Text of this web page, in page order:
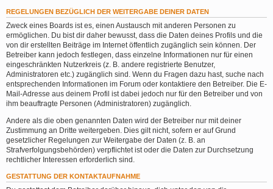
REGELUNGEN BEZÜGLICH DER WEITERGABE DEINER DATEN
Zweck eines Boards ist es, einen Austausch mit anderen Personen zu
ermöglichen. Du bist dir daher bewusst, dass die Daten deines Profils und die
von dir erstellten Beiträge im Internet öffentlich zugänglich sein können. Der
Betreiber kann jedoch festlegen, dass einzelne Informationen nur für einen
eingeschränkten Nutzerkreis (z. B. andere registrierte Benutzer,
Administratoren etc.) zugänglich sind. Wenn du Fragen dazu hast, suche nach
entsprechenden Informationen im Forum oder kontaktiere den Betreiber. Die E-
Mail-Adresse aus deinem Profil ist dabei jedoch nur für den Betreiber und von
ihm beauftragte Personen (Administratoren) zugänglich.
Andere als die oben genannten Daten wird der Betreiber nur mit deiner
Zustimmung an Dritte weitergeben. Dies gilt nicht, sofern er auf Grund
gesetzlicher Regelungen zur Weitergabe der Daten (z. B. an
Strafverfolgungsbehörden) verpflichtet ist oder die Daten zur Durchsetzung
rechtlicher Interessen erforderlich sind.
GESTATTUNG DER KONTAKTAUFNAHME